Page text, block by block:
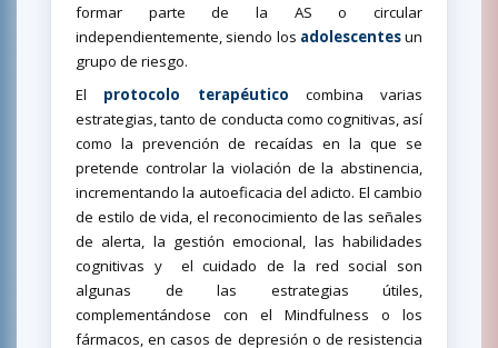
formar parte de la AS o circular
independientemente, siendo los adolescentesun
grupo de riesgo.
El protocolo terapéutico combina varias
estrategias, tanto de conducta como cognitivas, así
como la prevención de recaídas en la que se
pretende controlar la violación de la abstinencia,
incrementando la autoeficacia del adicto. El cambio
de estilo de vida, el reconocimiento de las señales
de alerta, la gestión emocional, las habilidades
cognitivas y
el cuidado de la red social son
algunas de las estrategias útiles,
complementándose con el Mindfulness o los
fármacos, en casos de depresión o de resistencia